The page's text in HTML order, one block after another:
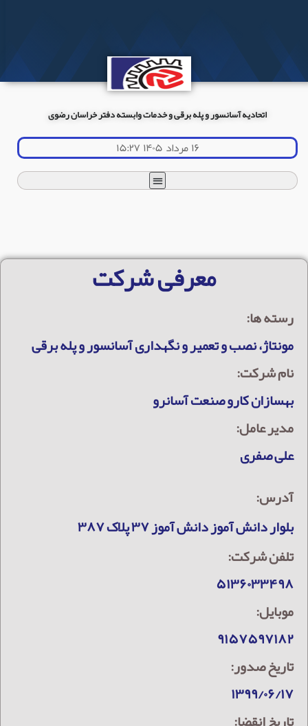
اتحادیه آسانسور و پله برقی و خدمات وابسته دفتر خراسان رضوی
۱۶ مرداد ۱۴۰۵ ۱۵:۲۷
معرفی شرکت
رسته ها:
مونتاژ، نصب و تعمیر و نگهداری آسانسور و پله برقی
نام شرکت:
بهسازان كارو صنعت آسانرو
مدیر عامل:
علی صفری
آدرس:
بلوار دانش آموز دانش آموز ۳۷ پلاک ۳۸۷
تلفن شرکت:
۵۱۳۶۰۳۳۴۹۸
موبایل:
۹۱۵۷۵۹۷۱۸۲
تاریخ صدور:
۱۳۹۹/۰۶/۱۷